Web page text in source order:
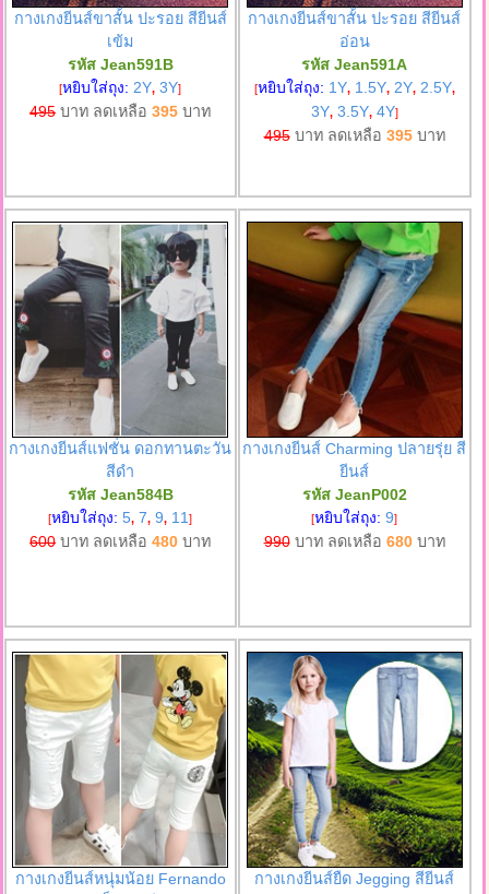
กางเกงยีนส์ขาสั้น ปะรอย สียีนส์
เข้ม
รหัส Jean591B
[หยิบใส่ถุง: 2Y, 3Y]
495บาท ลดเหลือ395 บาท
กางเกงยีนส์ขาสั้น ปะรอย สียีนส์
อ่อน
รหัส Jean591A
[หยิบใส่ถุง: 1Y, 1.5Y, 2Y, 2.5Y,
3Y, 3.5Y, 4Y]
495บาท ลดเหลือ 395บาท
กางเกงยีนส์แฟชั่น ดอกทานตะวัน
สีดำ
รหัส Jean584B
[หยิบใส่ถุง:5, 7, 9, 11]
600บาท ลดเหลือ480 บาท
กางเกงยีนส์ Charming ปลายรุ่ย สี
ยีนส์
รหัส JeanP002
[หยิบใส่ถุง:9]
990บาท ลดเหลือ 680บาท
กางเกงยีนส์หนุ่มน้อย Fernando
กางเกงยีนส์ยืด Jegging สียีนส์